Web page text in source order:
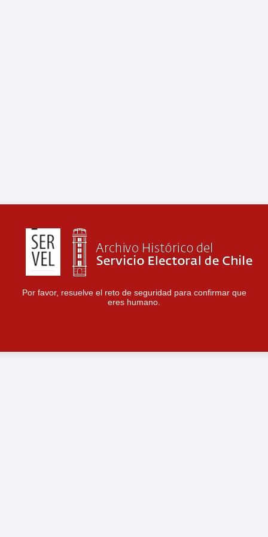
Por favor, resuelve el reto de seguridad para confirmar que
eres humano.